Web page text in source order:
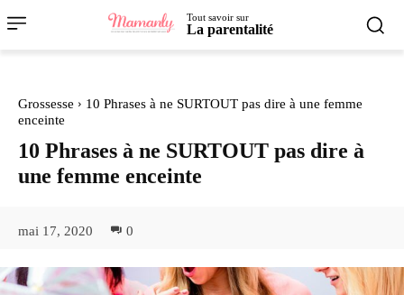
Tout savoir sur
La parentalité
Grossesse
10 Phrases à ne SURTOUT pas dire à une femme
enceinte
10 Phrases à ne SURTOUT pas dire à
une femme enceinte
mai 17, 2020 0